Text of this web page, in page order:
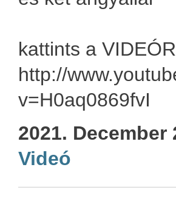
kattints a
http://
v=H0aq0869fvI
2021. December
Videó